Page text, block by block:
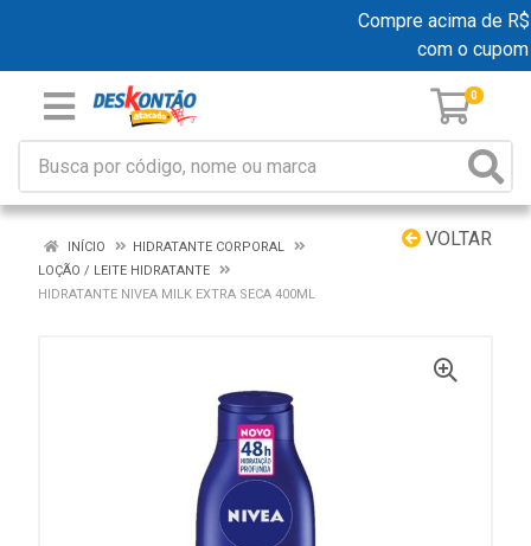
Compre acima de
com o cupom
0
VOLTAR
INÍCIO
HIDRATANTE CORPORAL
LOÇÃO / LEITE HIDRATANTE
HIDRATANTE NIVEA MILK EXTRA SECA 400ML